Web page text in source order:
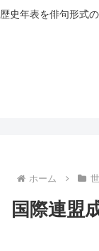
歴史年表を俳句形式
ホーム
国際連盟